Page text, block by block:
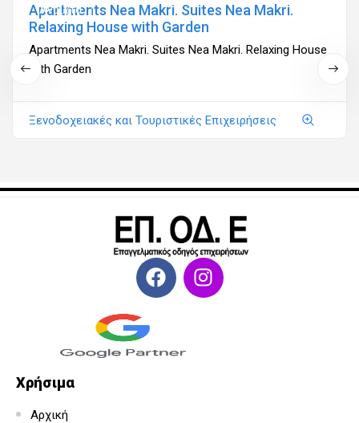
Ανοιχτά
Apartments Nea Makri. Suites Nea Makri.
Relaxing House with Garden
Apartments Nea Makri. Suites Nea Makri. Relaxing House
with Garden
Ξενοδοχειακές και Τουριστικές Επιχειρήσεις
Χρήσιμα
Αρχική